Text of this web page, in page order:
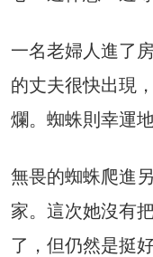
一名老婦人進了
的丈夫很快出現
爛。蜘蛛則幸運
無畏的蜘蛛爬進
家。這次她沒有
了，但仍然是挺